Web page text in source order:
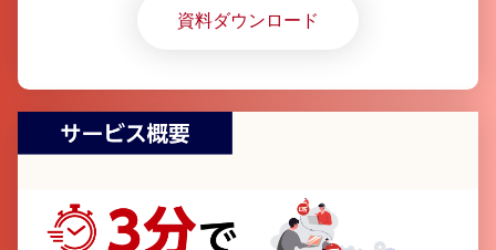
資料ダウンロード